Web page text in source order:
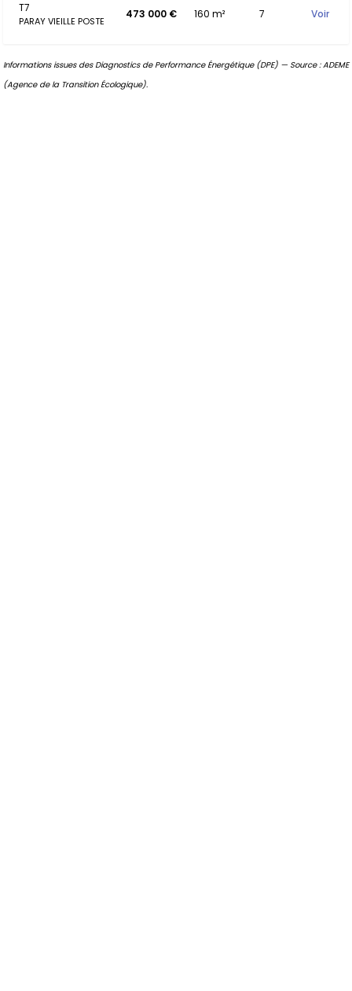
T7
PARAY VIEILLE POSTE
473 000 € 160 m² 7 Voir
Informations issues des Diagnostics de Performance Énergétique (DPE) — Source : ADEME
(Agence de la Transition Écologique).